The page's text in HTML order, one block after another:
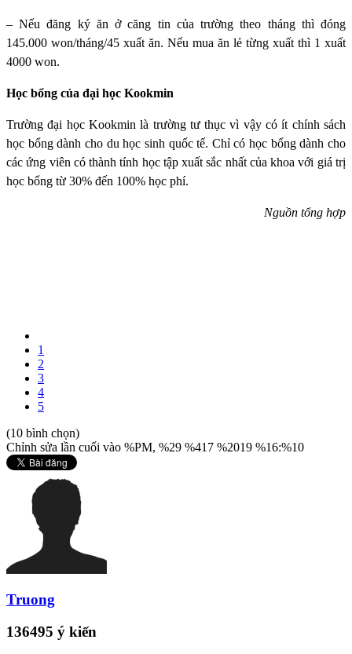
– Nếu đăng ký ăn ở căng tin của trường theo tháng thì đóng
145.000 won/tháng/45 xuất ăn. Nếu mua ăn lẻ từng xuất thì 1 xuất
4000 won.
Học bổng của đại học Kookmin
Trường đại học Kookmin là trường tư thục vì vậy có ít chính sách
học bổng dành cho du học sinh quốc tế. Chỉ có học bổng dành cho
các ứng viên có thành tính học tập xuất sắc nhất của khoa với giá trị
học bổng từ 30% đến 100% học phí.
Nguồn tổng hợp
1
2
3
4
5
(10 bình chọn)
Chỉnh sửa lần cuối vào %PM, %29 %417 %2019 %16:%10
Truong
136495 ý kiến